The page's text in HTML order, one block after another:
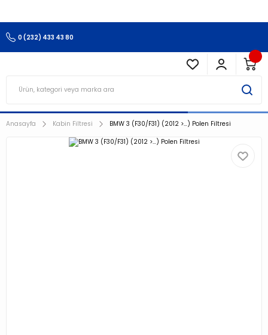
0 (232) 433 43 80
Anasayfa Kabin Filtresi BMW 3 (F30/F31) (2012 >…) Polen Filtresi